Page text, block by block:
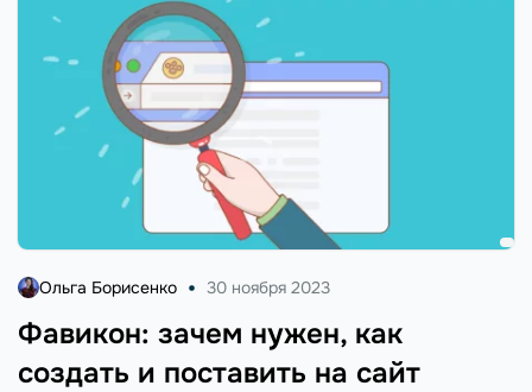
Фавикон: зачем нужен, как
создать и поставить на сайт
Ольга Борисенко 30 ноября 2023